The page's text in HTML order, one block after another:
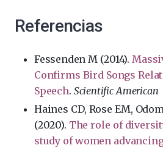
Referencias
Fessenden M (2014).
Confirms Bird Songs
Speech. Scientific American
Haines CD, Rose EM,
(2020). The role of
study of women